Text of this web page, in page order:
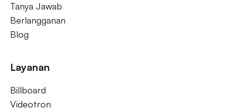
Tanya Jawab
Berlangganan
Blog
Layanan
Billboard
Videotron